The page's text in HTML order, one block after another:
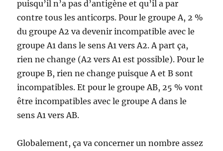
puisqu’il n’a pas d’antigène et qu’il a par
contre tous les anticorps. Pour le groupe A, 2 %
du groupe A2 va devenir incompatible avec le
groupe A1 dans le sens A1 vers A2. A part ça,
rien ne change (A2 vers A1 est possible). Pour le
groupe B, rien ne change puisque A et B sont
incompatibles. Et pour le groupe AB, 25 % vont
être incompatibles avec le groupe A dans le
sens A1 vers AB.
Globalement, ça va concerner un nombre assez